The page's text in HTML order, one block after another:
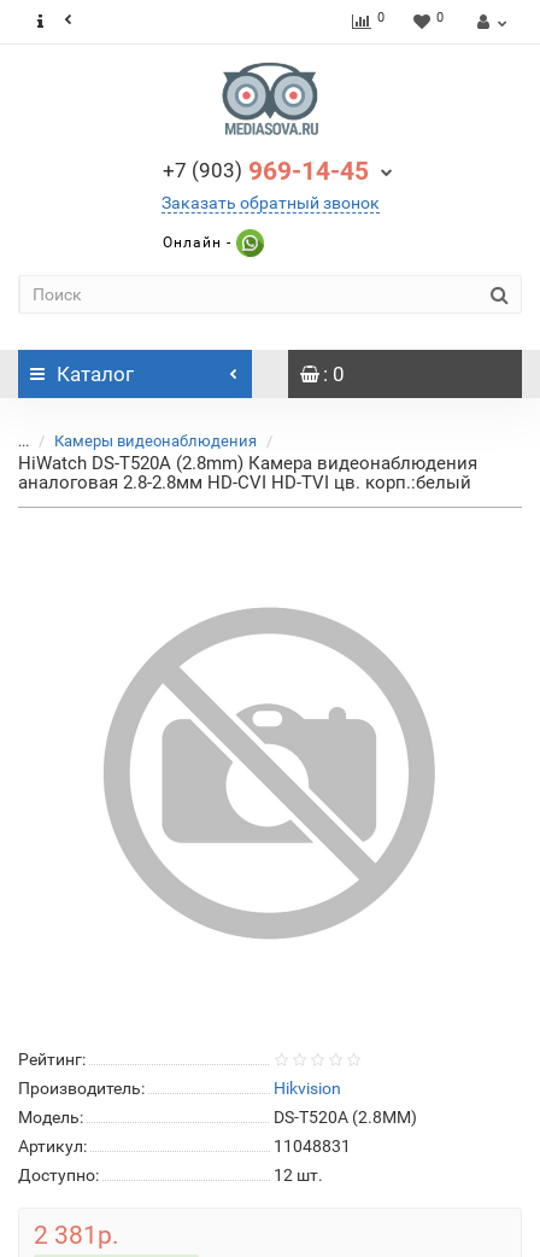
0 0
+7 (903) 969-14-45
Заказать обратный звонок
Онлайн -
Каталог : 0
... Камеры видеонаблюдения
HiWatch DS-T520A (2.8mm) Камера видеонаблюдения
аналоговая 2.8-2.8мм HD-CVI HD-TVI цв. корп.:белый
Рейтинг:
Производитель:
Hikvision
Модель:
DS-T520A (2.8MM)
Артикул:
11048831
Доступно:
12 шт.
2 381р.